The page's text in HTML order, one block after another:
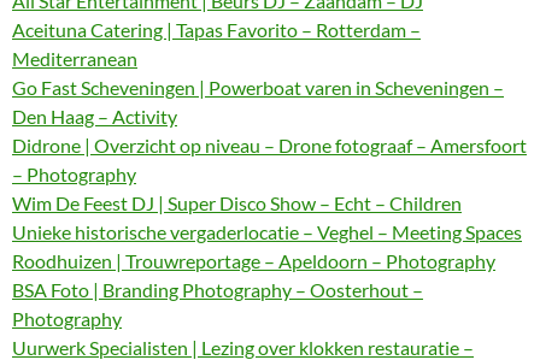
Aceituna Catering | Tapas Favorito – Rotterdam –
Mediterranean
Go Fast Scheveningen | Powerboat varen in Scheveningen –
Den Haag – Activity
Didrone | Overzicht op niveau – Drone fotograaf – Amersfoort
– Photography
Wim De Feest DJ | Super Disco Show – Echt – Children
Unieke historische vergaderlocatie – Veghel – Meeting Spaces
Roodhuizen | Trouwreportage – Apeldoorn – Photography
BSA Foto | Branding Photography – Oosterhout –
Photography
Uurwerk Specialisten | Lezing over klokken restauratie –